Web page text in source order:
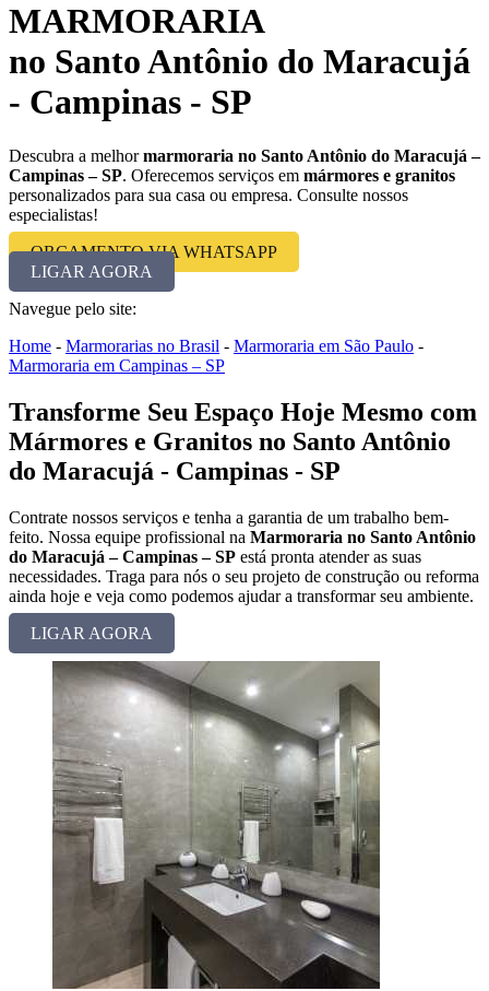
MARMORARIA
no Santo Antônio do Maracujá
- Campinas - SP
Descubra a melhormarmoraria no Santo Antônio do Maracujá –
Campinas – SP. Oferecemos serviços em mármores e granitos
personalizados para sua casa ou empresa. Consulte nossos
especialistas!
ORÇAMENTO VIA WHATSAPP
LIGAR AGORA
Navegue pelo site:
Home - Marmorarias no Brasil - Marmoraria em São Paulo -
Marmoraria em Campinas – SP
Transforme Seu Espaço Hoje Mesmo com
Mármores e Granitos no Santo Antônio
do Maracujá - Campinas - SP
Contrate nossos serviços e tenha a garantia de um trabalho bem-
feito. Nossa equipe profissional na Marmoraria no Santo Antônio
do Maracujá – Campinas – SP está pronta atender as suas
necessidades. Traga para nós o seu projeto de construção ou reforma
ainda hoje e veja como podemos ajudar a transformar seu ambiente.
LIGAR AGORA